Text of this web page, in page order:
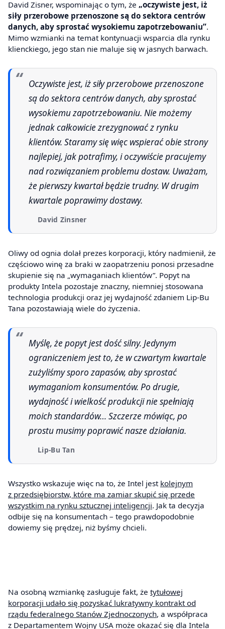
David Zisner, wspominając o tym, że „oczywiste jest, iż
siły przerobowe przenoszone są do sektora centrów
danych, aby sprostać wysokiemu zapotrzebowaniu”.
Mimo wzmianki na temat kontynuacji wsparcia dla rynku
klienckiego, jego stan nie maluje się w jasnych barwach.
Oczywiste jest, iż siły przerobowe przenoszone
są do sektora centrów danych, aby sprostać
wysokiemu zapotrzebowaniu. Nie możemy
jednak całkowicie zrezygnować z rynku
klientów. Staramy się więc wspierać obie strony
najlepiej, jak potrafimy, i oczywiście pracujemy
nad rozwiązaniem problemu dostaw. Uważam,
że pierwszy kwartał będzie trudny. W drugim
kwartale poprawimy dostawy.
David Zinsner
Oliwy od ognia dolał prezes korporacji, który nadmienił, że
częściowo winę za braki w zaopatrzeniu ponosi przesadne
skupienie się na „wymaganiach klientów”. Popyt na
produkty Intela pozostaje znaczny, niemniej stosowana
technologia produkcji oraz jej wydajność zdaniem Lip-Bu
Tana pozostawiają wiele do życzenia.
Myślę, że popyt jest dość silny. Jedynym
ograniczeniem jest to, że w czwartym kwartale
zużyliśmy sporo zapasów, aby sprostać
wymaganiom konsumentów. Po drugie,
wydajność i wielkość produkcji nie spełniają
moich standardów… Szczerze mówiąc, po
prostu musimy poprawić nasze działania.
Lip-Bu Tan
Wszystko wskazuje więc na to, że Intel jest kolejnym
z przedsiębiorstw, które ma zamiar skupić się przede
wszystkim na rynku sztucznej inteligencji. Jak ta decyzja
odbije się na konsumentach – tego prawdopodobnie
dowiemy się prędzej, niż byśmy chcieli.
Na osobną wzmiankę zasługuje fakt, że tytułowej
korporacji udało się pozyskać lukratywny kontrakt od
rządu federalnego Stanów Zjednoczonych, a współpraca
z Departamentem Wojny USA może okazać się dla Intela